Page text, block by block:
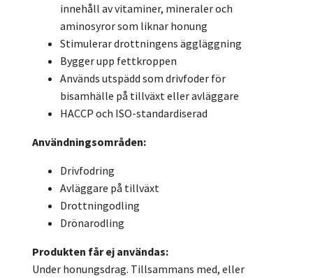
innehåll av vitaminer, mineraler och
aminosyror som liknar honung
Stimulerar drottningens äggläggning
Bygger upp fettkroppen
Används utspädd som drivfoder för
bisamhälle på tillväxt eller avläggare
HACCP och ISO-standardiserad
Användningsområden:
Drivfodring
Avläggare på tillväxt
Drottningodling
Drönarodling
Produkten får ej användas:
Under honungsdrag. Tillsammans med, eller